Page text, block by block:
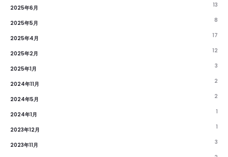
2025年6月 13
2025年5月 8
2025年4月 17
2025年2月 12
2025年1月 3
2024年11月 2
2024年5月 2
2024年1月 1
2023年12月 1
2023年11月 3